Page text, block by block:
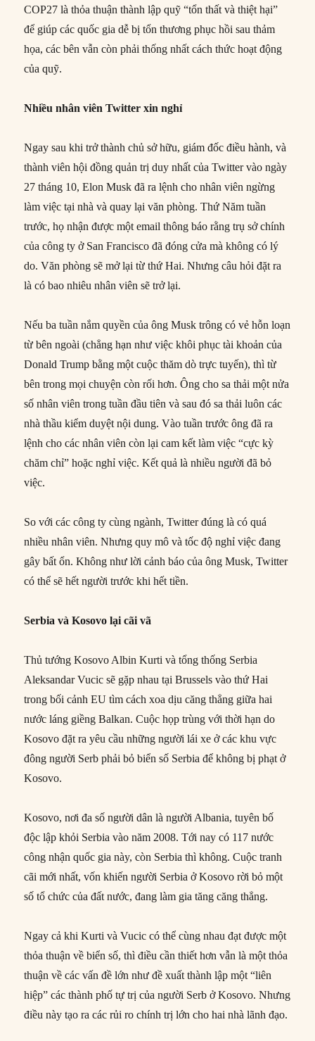
COP27 là thỏa thuận thành lập quỹ “tổn thất và thiệt hại”
để giúp các quốc gia dễ bị tổn thương phục hồi sau thảm
họa, các bên vẫn còn phải thống nhất cách thức hoạt động
của quỹ.
Nhiều nhân viên Twitter xin nghỉ
Ngay sau khi trở thành chủ sở hữu, giám đốc điều hành, và
thành viên hội đồng quản trị duy nhất của Twitter vào ngày
27 tháng 10, Elon Musk đã ra lệnh cho nhân viên ngừng
làm việc tại nhà và quay lại văn phòng. Thứ Năm tuần
trước, họ nhận được một email thông báo rằng trụ sở chính
của công ty ở San Francisco đã đóng cửa mà không có lý
do. Văn phòng sẽ mở lại từ thứ Hai. Nhưng câu hỏi đặt ra
là có bao nhiêu nhân viên sẽ trở lại.
Nếu ba tuần nắm quyền của ông Musk trông có vẻ hỗn loạn
từ bên ngoài (chẳng hạn như việc khôi phục tài khoản của
Donald Trump bằng một cuộc thăm dò trực tuyến), thì từ
bên trong mọi chuyện còn rối hơn. Ông cho sa thải một nửa
số nhân viên trong tuần đầu tiên và sau đó sa thải luôn các
nhà thầu kiểm duyệt nội dung. Vào tuần trước ông đã ra
lệnh cho các nhân viên còn lại cam kết làm việc “cực kỳ
chăm chỉ” hoặc nghỉ việc. Kết quả là nhiều người đã bỏ
việc.
So với các công ty cùng ngành, Twitter đúng là có quá
nhiều nhân viên. Nhưng quy mô và tốc độ nghỉ việc đang
gây bất ổn. Không như lời cảnh báo của ông Musk, Twitter
có thể sẽ hết người trước khi hết tiền.
Serbia và Kosovo lại cãi vã
Thủ tướng Kosovo Albin Kurti và tổng thống Serbia
Aleksandar Vucic sẽ gặp nhau tại Brussels vào thứ Hai
trong bối cảnh EU tìm cách xoa dịu căng thẳng giữa hai
nước láng giềng Balkan. Cuộc họp trùng với thời hạn do
Kosovo đặt ra yêu cầu những người lái xe ở các khu vực
đông người Serb phải bỏ biển số Serbia để không bị phạt ở
Kosovo.
Kosovo, nơi đa số người dân là người Albania, tuyên bố
độc lập khỏi Serbia vào năm 2008. Tới nay có 117 nước
công nhận quốc gia này, còn Serbia thì không. Cuộc tranh
cãi mới nhất, vốn khiến người Serbia ở Kosovo rời bỏ một
số tổ chức của đất nước, đang làm gia tăng căng thẳng.
Ngay cả khi Kurti và Vucic có thể cùng nhau đạt được một
thỏa thuận về biển số, thì điều cần thiết hơn vẫn là một thỏa
thuận về các vấn đề lớn như đề xuất thành lập một “liên
hiệp” các thành phố tự trị của người Serb ở Kosovo. Nhưng
điều này tạo ra các rủi ro chính trị lớn cho hai nhà lãnh đạo.